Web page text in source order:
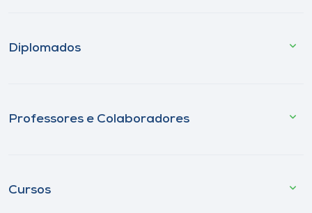
Diplomados
Professores e Colaboradores
Cursos